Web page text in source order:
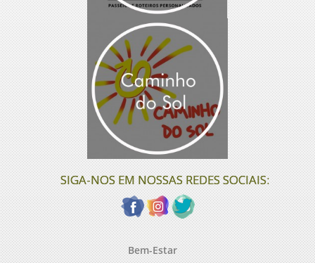
SIGA-NOS EM NOSSAS REDES SOCIAIS:
Bem-Estar